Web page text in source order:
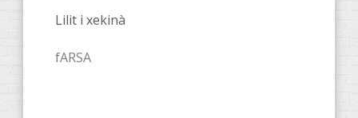
Lilit i xekinà
fARSA